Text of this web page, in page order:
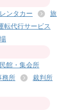
レンタカー
旅
転代行サービス
館・集会所
務所
裁判所